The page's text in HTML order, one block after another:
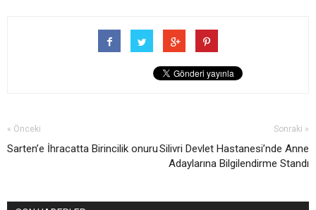
« Önceki
Sarten’e İhracatta Birincilik onuru
Sonraki »
Silivri Devlet Hastanesi’nde Anne
Adaylarına Bilgilendirme Standı